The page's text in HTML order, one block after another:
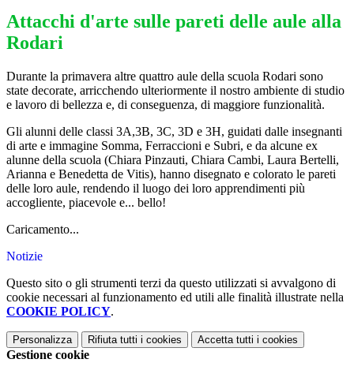
Attacchi d'arte sulle pareti delle aule alla
Rodari
Durante la primavera altre quattro aule della scuola Rodari sono
state decorate, arricchendo ulteriormente il nostro ambiente di studio
e lavoro di bellezza e, di conseguenza, di maggiore funzionalità.
Gli alunni delle classi 3A,3B, 3C, 3D e 3H, guidati dalle insegnanti
di arte e immagine Somma, Ferraccioni e Subri, e da alcune ex
alunne della scuola (Chiara Pinzauti, Chiara Cambi, Laura Bertelli,
Arianna e Benedetta de Vitis), hanno disegnato e colorato le pareti
delle loro aule, rendendo il luogo dei loro apprendimenti più
accogliente, piacevole e... bello!
Caricamento...
Notizie
Questo sito o gli strumenti terzi da questo utilizzati si avvalgono di
cookie necessari al funzionamento ed utili alle finalità illustrate nella
COOKIE POLICY.
Personalizza Rifiuta tutti i cookies Accetta tutti i cookies
Gestione cookie